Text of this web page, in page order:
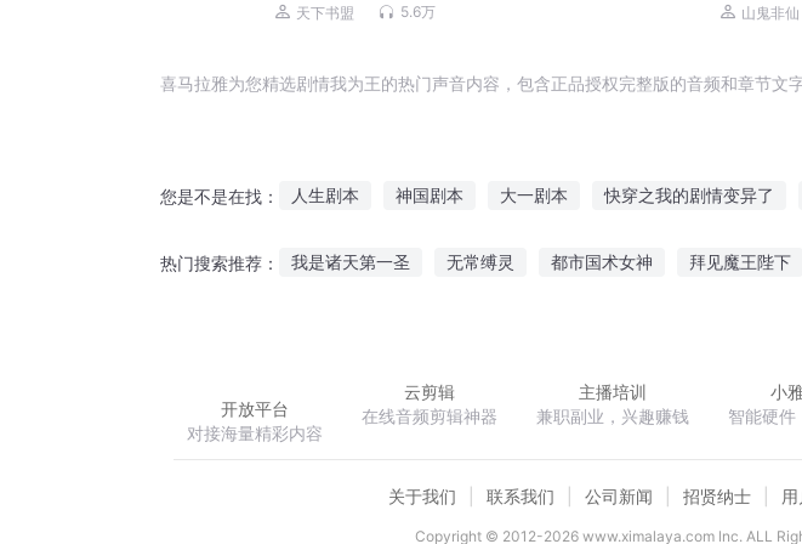
有声剧|VIP免费
天下书盟 5.6万 童 | 泰国 |
山鬼非仙
喜马拉雅为您精选剧情我为王的热门声音内容，包含正品授权完整版的音频和章节文
您是不是在找： 人生剧本 神国剧本 大一剧本 快穿之我的剧情变异了
热门搜索推荐： 我是诸天第一圣 无常缚灵 都市国术女神 拜见魔王陛下
开放平台
对接海量精彩内容
云剪辑
在线音频剪辑神器
主播培训
兼职副业，兴趣赚钱
小
智能硬件
关于我们 联系我们 公司新闻 招贤纳士
Copyright © 2012-2026www.ximalaya.com lnc. ALL